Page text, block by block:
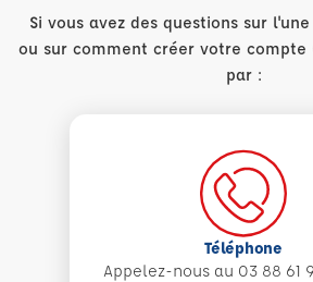
Si vous avez des questions sur
ou sur comment créer votre compte
par :
Téléphone
Appelez-nous au 03 88 61